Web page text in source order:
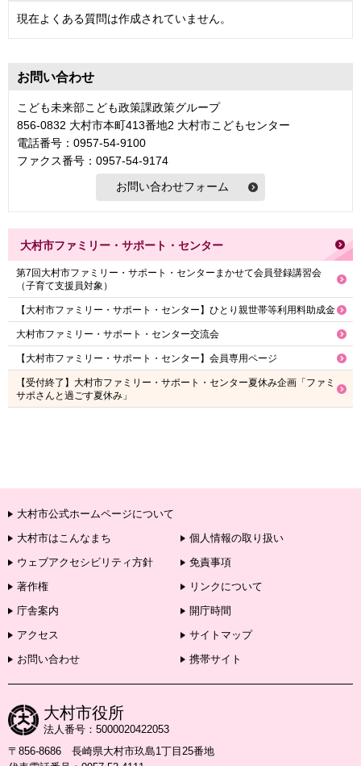
現在よくある質問は作成されていません。
お問い合わせ
こども未来部こども政策課政策グループ
856-0832 大村市本町413番地2 大村市こどもセンター
電話番号：0957-54-9100
ファクス番号：0957-54-9174
大村市ファミリー・サポート・センター
第7回大村市ファミリー・サポート・センターまかせて会員登録講習会
（子育て支援員対象）
【大村市ファミリー・サポート・センター】ひとり親世帯等利用料助成金
大村市ファミリー・サポート・センター交流会
【大村市ファミリー・サポート・センター】会員専用ページ
【受付終了】大村市ファミリー・サポート・センター夏休み企画「ファミ
サポさんと過ごす夏休み」
大村市公式ホームページについて
大村市はこんなまち
個人情報の取り扱い
ウェブアクセシビリティ方針
免責事項
著作権
リンクについて
庁舎案内
開庁時間
アクセス
サイトマップ
お問い合わせ
携帯サイト
大村市役所
法人番号：5000020422053
〒856-8686 長崎県大村市玖島1丁目25番地